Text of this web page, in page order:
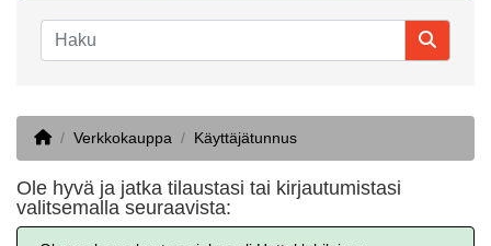
HomeVerkkokauppa Käyttäjätunnus
Ole hyvä ja jatka tilaustasi tai kirjautumistasi
valitsemalla seuraavista: